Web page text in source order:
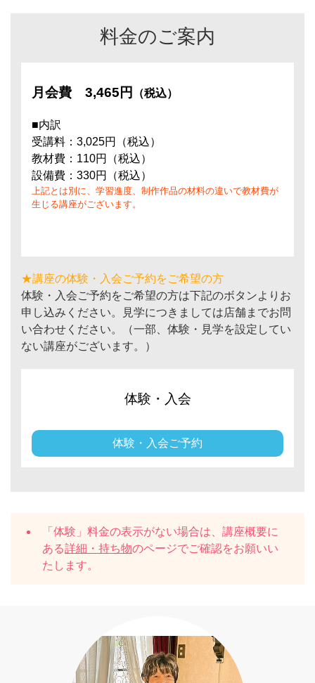
料金のご案内
月会費 3,465円 （税込）
■内訳
受講料：3,025円（税込）
教材費：110円（税込）
設備費：330円（税込）
上記とは別に、学習進度、制作作品の材料の違いで教材費が
生じる講座がございます。
★講座の体験・入会ご予約をご希望の方
体験・入会ご予約をご希望の方は下記のボタンよりお
申し込みください。見学につきましては店舗までお問
い合わせください。（一部、体験・見学を設定してい
ない講座がございます。）
体験・入会
体験・入会ご予約
「体験」料金の表示がない場合は、講座概要に
ある詳細・持ち物のページでご確認をお願いい
たします。